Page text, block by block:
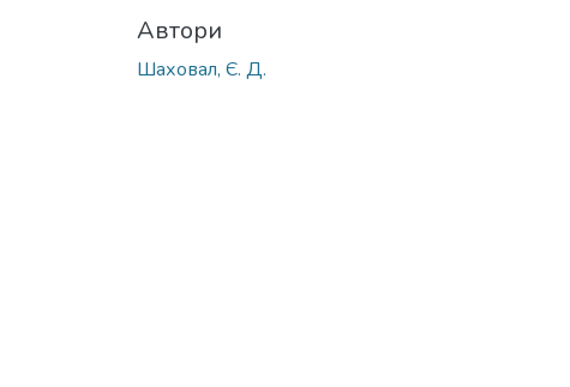
Автори
Шаховал, Є. Д.